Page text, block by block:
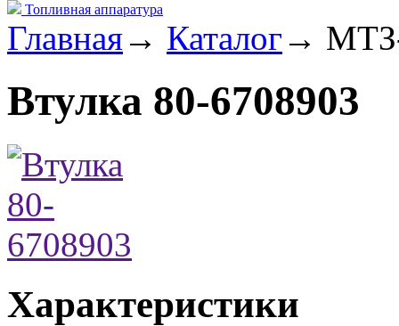
Топливная аппаратура
Главная→ Каталог →
Втулка 80-6708903
Характеристики